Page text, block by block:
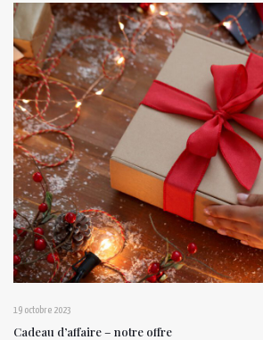
19 octobre 2023
Cadeau d’affaire – notre offre